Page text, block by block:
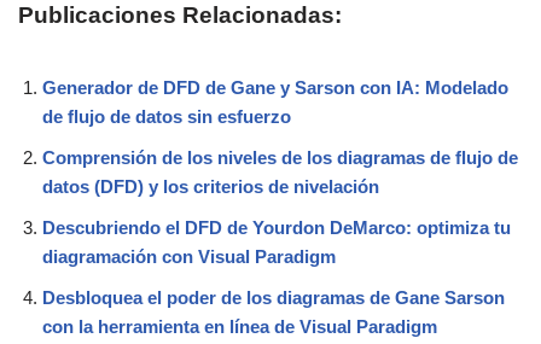
Publicaciones Relacionadas:
Generador de DFD de Gane y Sarson con IA: Modelado
de flujo de datos sin esfuerzo
Comprensión de los niveles de los diagramas de flujo de
datos (DFD) y los criterios de nivelación
Descubriendo el DFD de Yourdon DeMarco: optimiza tu
diagramación con Visual Paradigm
Desbloquea el poder de los diagramas de Gane Sarson
con la herramienta en línea de Visual Paradigm